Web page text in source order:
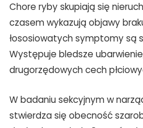
Chore ryby skupiają się
czasem wykazują objawy
łososiowatych symptomy są
Występuje bledsze
drugorzędowych cech
W badaniu sekcyjnym w
stwierdza się obecność